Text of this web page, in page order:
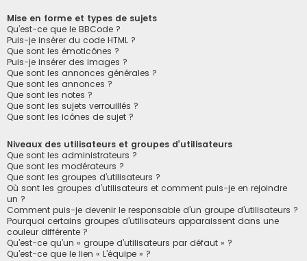
Mise en forme et types de sujets
Qu’est-ce que le BBCode ?
Puis-je insérer du code HTML ?
Que sont les émoticônes ?
Puis-je insérer des images ?
Que sont les annonces générales ?
Que sont les annonces ?
Que sont les notes ?
Que sont les sujets verrouillés ?
Que sont les icônes de sujet ?
Niveaux des utilisateurs et groupes d’utilisateurs
Que sont les administrateurs ?
Que sont les modérateurs ?
Que sont les groupes d’utilisateurs ?
Où sont les groupes d’utilisateurs et comment puis-je en rejoindre
un ?
Comment puis-je devenir le responsable d’un groupe d’utilisateurs ?
Pourquoi certains groupes d’utilisateurs apparaissent dans une
couleur différente ?
Qu’est-ce qu’un « groupe d’utilisateurs par défaut » ?
Qu’est-ce que le lien « L’équipe » ?